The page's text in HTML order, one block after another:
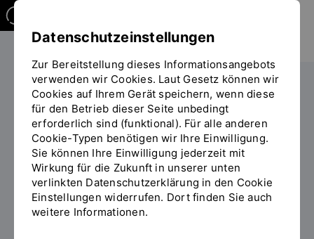
PERSONEN
Prof. Lisa Yamaguchi
Studiendekanin
Zum Personenverzeichnis
Datenschutzeinstellungen
Zur Bereitstellung dieses Informationsangebots
verwenden wir Cookies. Laut Gesetz können wir
Cookies auf Ihrem Gerät speichern, wenn diese
für den Betrieb dieser Seite unbedingt
erforderlich sind (funktional). Für alle anderen
Cookie-Typen benötigen wir Ihre Einwilligung.
Sie können Ihre Einwilligung jederzeit mit
Wirkung für die Zukunft in unserer unten
verlinkten Datenschutzerklärung in den Cookie
Einstellungen widerrufen. Dort finden Sie auch
weitere Informationen.